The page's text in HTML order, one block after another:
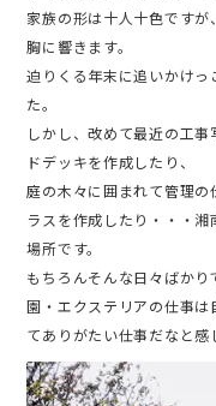
家族の形は十人十色です
胸に響きます。
迫りくる年末に追いかけ
た。
しかし、改めて最近の工
ドデッキを作成したり、
庭の木々に囲まれて管理
ラスを作成したり・・・
場所です。
もちろんそんな日々ばか
園・エクステリアの仕事
てありがたい仕事だなと感